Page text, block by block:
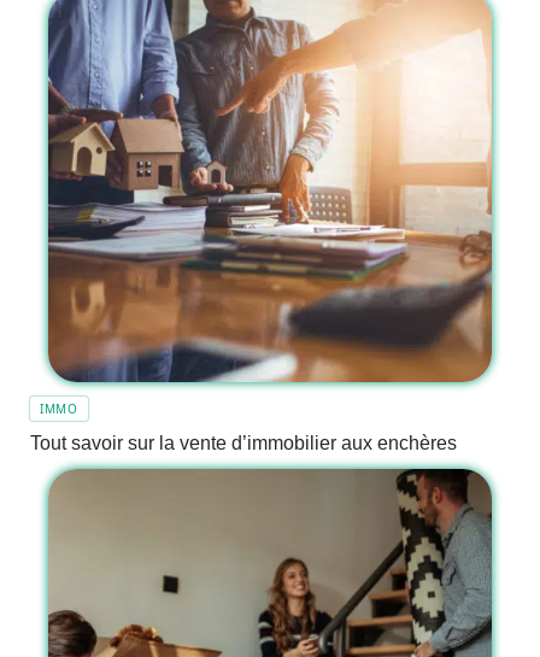
IMMO
Tout savoir sur la vente d’immobilier aux enchères